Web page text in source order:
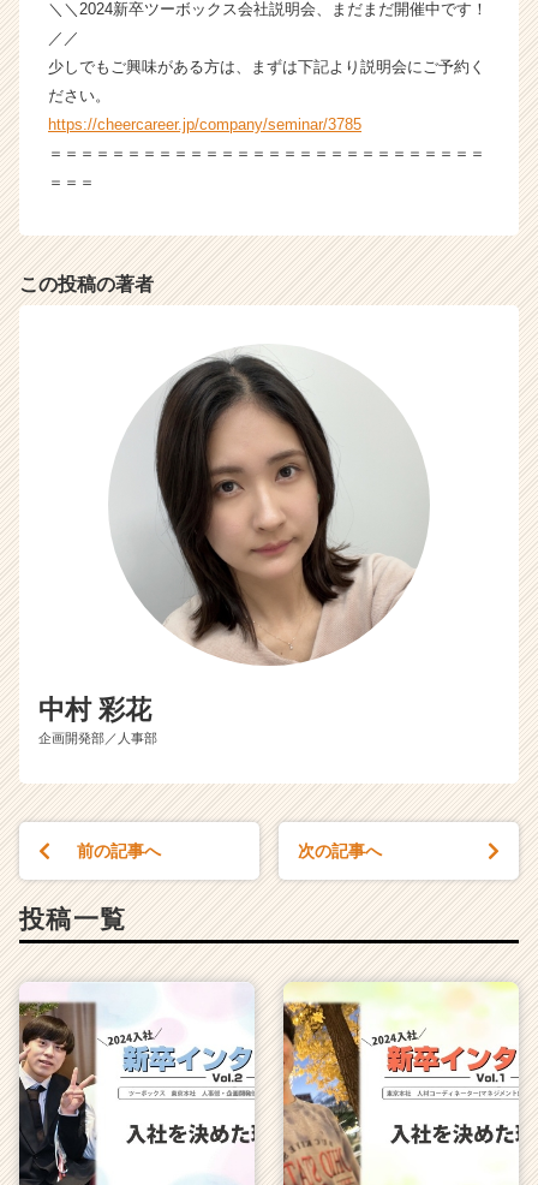
＼＼2024新卒ツーボックス会社説明会、まだまだ開催中です！
／／
少しでもご興味がある方は、まずは下記より説明会にご予約く
ださい。
https://cheercareer.jp/company/seminar/3785
＝＝＝＝＝＝＝＝＝＝＝＝＝＝＝＝＝＝＝＝＝＝＝＝＝＝＝＝
＝＝＝
この投稿の著者
中村 彩花
企画開発部／人事部
前の記事へ 次の記事へ
投稿一覧